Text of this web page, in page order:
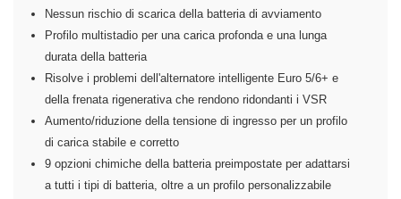
Nessun rischio di scarica della batteria di avviamento
Profilo multistadio per una carica profonda e una lunga
durata della batteria
Risolve i problemi dell'alternatore intelligente Euro 5/6+ e
della frenata rigenerativa che rendono ridondanti i VSR
Aumento/riduzione della tensione di ingresso per un profilo
di carica stabile e corretto
9 opzioni chimiche della batteria preimpostate per adattarsi
a tutti i tipi di batteria, oltre a un profilo personalizzabile